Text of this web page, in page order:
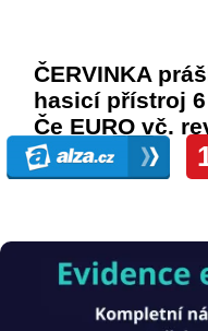
Obrázek